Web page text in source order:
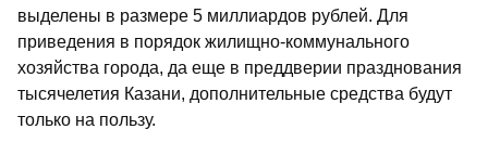
выделены в размере 5 миллиардов рублей. Для
приведения в порядок жилищно-коммунального
хозяйства города, да еще в преддверии празднования
тысячелетия Казани, дополнительные средства будут
только на пользу.